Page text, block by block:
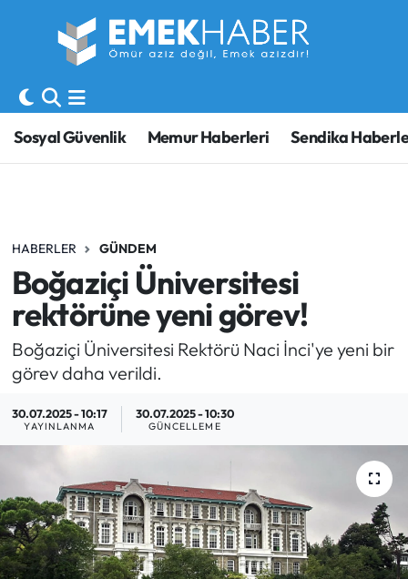
Sosyal Güvenlik Memur Haberleri Sendika
HABERLER GÜNDEM
Boğaziçi Üniversitesi
rektörüne yeni görev!
Boğaziçi Üniversitesi Rektörü Naci İnci'ye yeni bir
görev daha verildi.
30.07.2025 - 10:17
YAYINLANMA
30.07.2025 - 10:30
GÜNCELLEME
Sosyal Güvenlik
Sendika
SORU-CEVAP
Memur
Emekli
İşveren
Araştırma-Rapor
Hava Durumu
Trafik Durumu
Süper Lig Puan Durumu ve Fikstür
Son Dakika Haberleri
Haber Arşivi